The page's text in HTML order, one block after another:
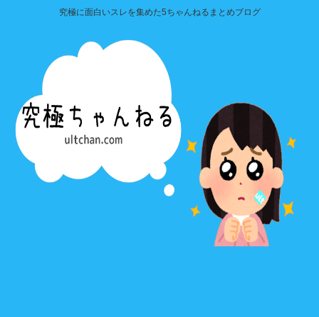
究極に面白いスレを集めた5ちゃんねるまとめブログ